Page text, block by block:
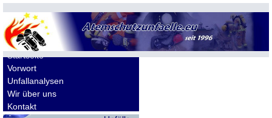
Allgemeines
Startseite
Vorwort
Unfallanalysen
Wir über uns
Kontakt